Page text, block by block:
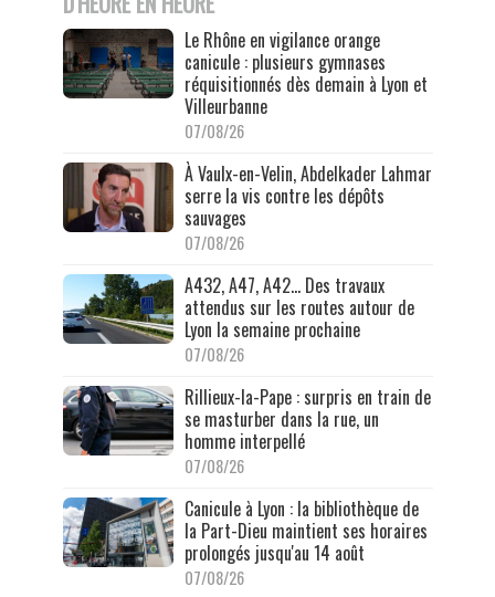
Le Rhône en vigilance orange
canicule : plusieurs gymnases
réquisitionnés dès demain à Lyon et
Villeurbanne
07/08/26
À Vaulx-en-Velin, Abdelkader Lahmar
serre la vis contre les dépôts
sauvages
07/08/26
A432, A47, A42… Des travaux
attendus sur les routes autour de
Lyon la semaine prochaine
07/08/26
Rillieux-la-Pape : surpris en train de
se masturber dans la rue, un
homme interpellé
07/08/26
Canicule à Lyon : la bibliothèque de
la Part-Dieu maintient ses horaires
prolongés jusqu'au 14 août
07/08/26